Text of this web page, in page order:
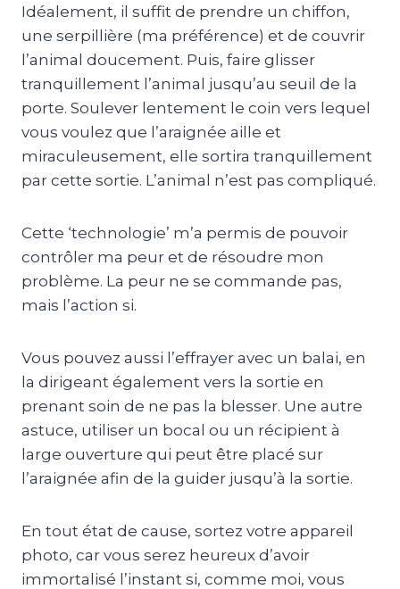
Idéalement, il suffit de prendre un chiffon,
une serpillière (ma préférence) et de couvrir
l’animal doucement. Puis, faire glisser
tranquillement l’animal jusqu’au seuil de la
porte. Soulever lentement le coin vers lequel
vous voulez que l’araignée aille et
miraculeusement, elle sortira tranquillement
par cette sortie. L’animal n’est pas compliqué.
Cette ‘technologie’ m’a permis de pouvoir
contrôler ma peur et de résoudre mon
problème. La peur ne se commande pas,
mais l’action si.
Vous pouvez aussi l’effrayer avec un balai, en
la dirigeant également vers la sortie en
prenant soin de ne pas la blesser. Une autre
astuce, utiliser un bocal ou un récipient à
large ouverture qui peut être placé sur
l’araignée afin de la guider jusqu’à la sortie.
En tout état de cause, sortez votre appareil
photo, car vous serez heureux d’avoir
immortalisé l’instant si, comme moi, vous